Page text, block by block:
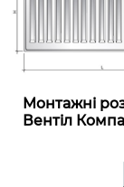
Монтажні
Вентіл